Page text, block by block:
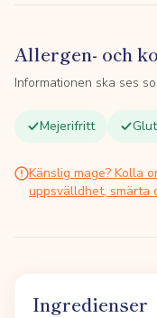
Allergen- och
Informationen ska ses
Mejerifritt
Känslig mage? Kolla
uppsvälldhet, smärta
Ingredienser